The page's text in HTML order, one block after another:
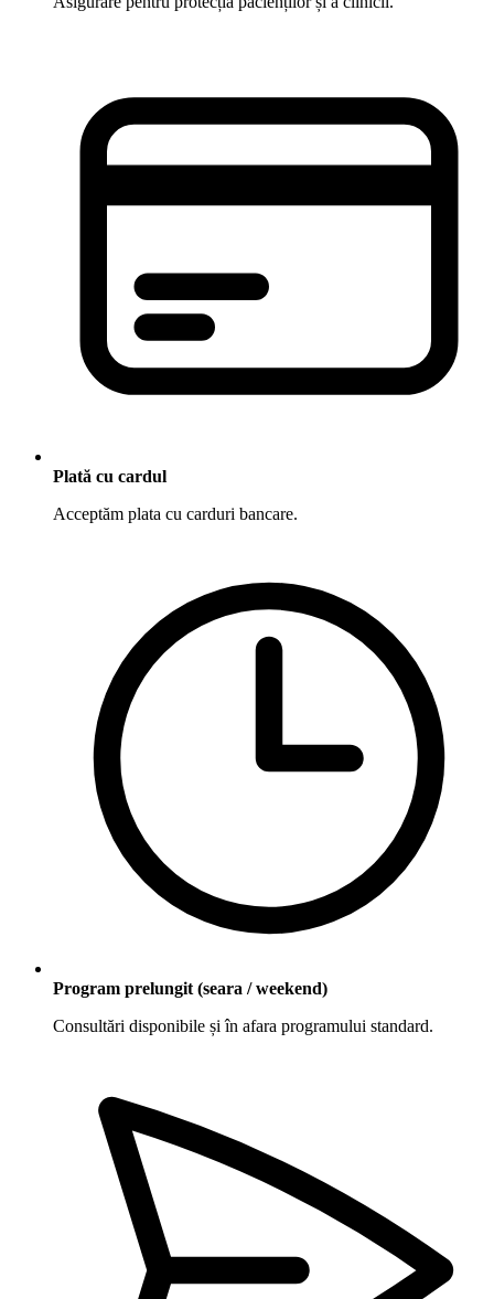
Plată cu cardul
Acceptăm plata cu carduri bancare.
Program prelungit (seara / weekend)
Consultări disponibile și în afara programului standard.